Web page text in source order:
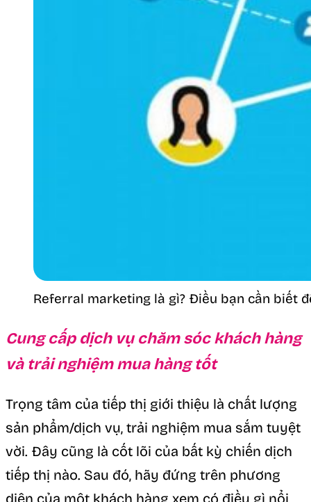
Referral marketing là gì? Điều bạn cần biết
Cung cấp dịch vụ chăm sóc khách hàng
và trải nghiệm mua hàng tốt
Trọng tâm của tiếp thị giới thiệu là chất lượng
sản phẩm/dịch vụ, trải nghiệm mua sắm tuyệt
vời. Đây cũng là cốt lõi của bất kỳ chiến dịch
tiếp thị nào. Sau đó, hãy đứng trên phương